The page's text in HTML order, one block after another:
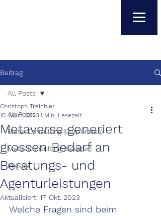
Beitrag
All Posts
Meta-Consulting (Corporates)
Meta-Consulting (Berater)
Presse
All Posts
Metaverse generiert
grossen Bedarf an
Beratungs- und
Agenturleistungen
Christoph Treichler
10. März 2023 1 Min. Lesezeit
Aktualisiert: 17. Okt. 2023
Welche Fragen sind beim